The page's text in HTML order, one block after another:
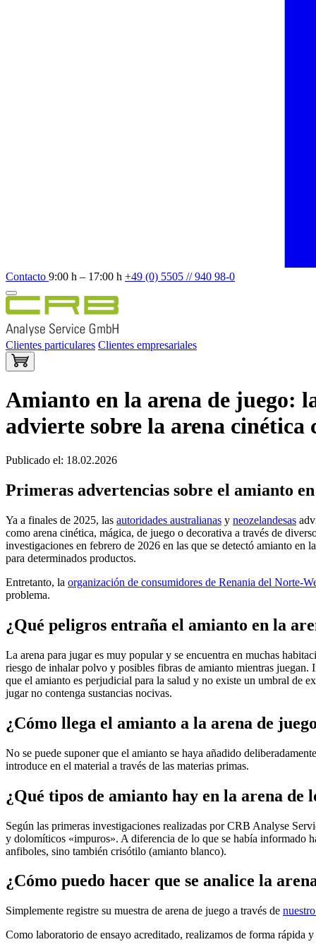
Contacto 9:00 h – 17:00 h +49 (0) 5505 // 940 98-0
Clientes particulares Clientes empresariales
Amianto en la arena de juego:
advierte sobre la arena cinética
Publicado el: 18.02.2026
Primeras advertencias sobre el amianto
Ya a finales de 2025, las autoridades australianas y neozelandesas
como arena cinética, mágica, de juego o decorativa a través de
investigaciones en febrero de 2026 en las que se detectó amianto
para determinados productos.
Entretanto, la organización de consumidores de Renania del Norte-
problema.
¿Qué peligros entraña el amianto en la
La arena para jugar es muy popular y se encuentra en muchas
riesgo de inhalar polvo y posibles fibras de amianto mientras juegan.
que el amianto es perjudicial para la salud y no existe un umbral de
jugar no contenga sustancias nocivas.
¿Cómo llega el amianto a la arena de
No se puede suponer que el amianto se haya añadido
introduce en el material a través de las materias primas.
¿Qué tipos de amianto hay en la arena de
Según las primeras investigaciones realizadas por CRB Analyse
y dolomíticos «impuros». A diferencia de lo que se había informado
anfiboles, sino también crisótilo (amianto blanco).
¿Cómo puedo hacer que se analice la
Simplemente registre su muestra de arena de juego a través de
Como laboratorio de ensayo acreditado, realizamos de forma rápida